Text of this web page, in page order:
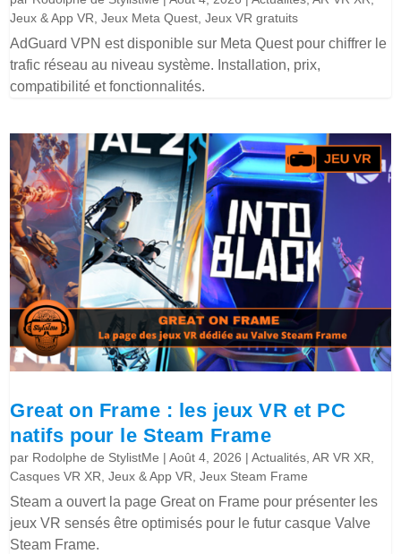
Jeux & App VR ,Jeux Meta Quest ,Jeux VR gratuits
AdGuard VPN est disponible sur Meta Quest pour chiffrer le
trafic réseau au niveau système. Installation, prix,
compatibilité et fonctionnalités.
Great on Frame : les jeux VR et PC
natifs pour le Steam Frame
par Rodolphe de StylistMe |Août 4, 2026 |Actualités ,AR VR XR
Casques VR XR ,Jeux & App VR ,Jeux Steam Frame
Steam a ouvert la page Great on Frame pour présenter les
jeux VR sensés être optimisés pour le futur casque Valve
Steam Frame.